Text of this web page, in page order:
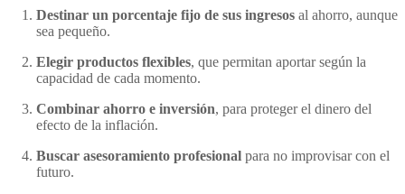
Destinar un porcentaje fijo de sus ingresos al ahorro, aunque
sea pequeño.
Elegir productos flexibles, que permitan aportar según la
capacidad de cada momento.
Combinar ahorro e inversión, para proteger el dinero del
efecto de la inflación.
Buscar asesoramiento profesional para no improvisar con el
futuro.